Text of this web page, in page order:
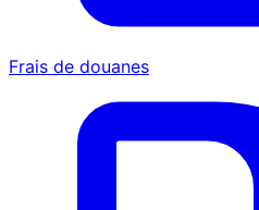
Frais de douanes